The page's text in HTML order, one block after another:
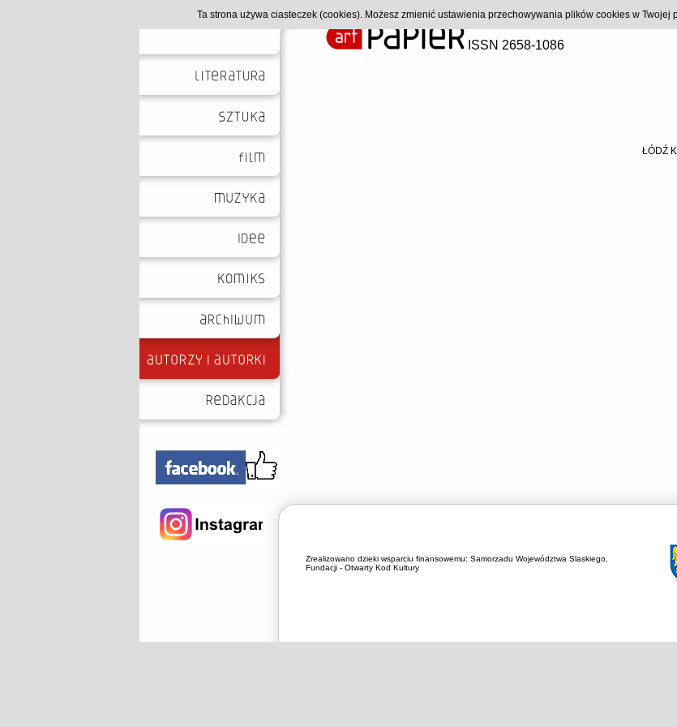
ISSN 2658-1086
ŁÓDŹ
Zrealizowano dzieki wsparciu finansowemu: Samorzadu Województwa Slaskiego,
Fundacji - Otwarty Kod Kultury
Ta strona używa ciasteczek (cookies). Możesz zmienić ustawienia przechowywania plików cookies w Twojej